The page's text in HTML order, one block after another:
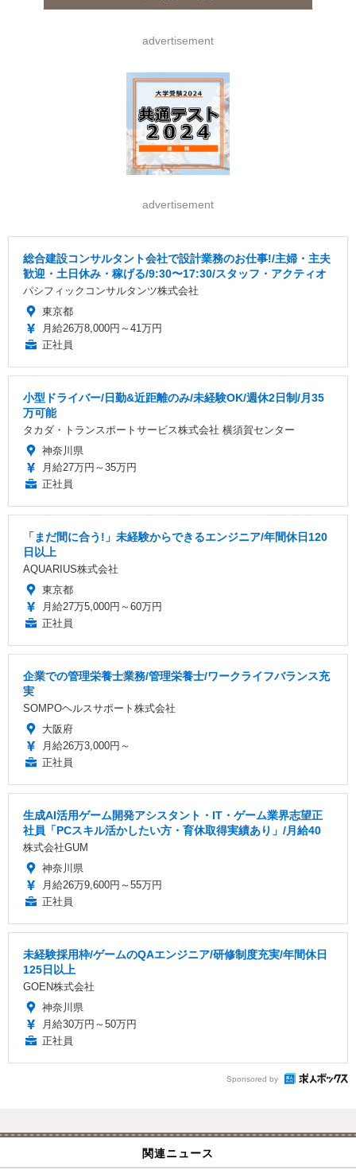
advertisement
advertisement
総合建設コンサルタント会社で設計業務のお仕事!/主婦・主夫
歓迎・土日休み・稼げる/9:30〜17:30/スタッフ・アクティオ
パシフィックコンサルタンツ株式会社
東京都
月給26万8,000円～41万円
正社員
小型ドライバー/日勤&近距離のみ/未経験OK/週休2日制/月35
万可能
タカダ・トランスポートサービス株式会社 横須賀センター
神奈川県
月給27万円～35万円
正社員
「まだ間に合う!」未経験からできるエンジニア/年間休日120
日以上
AQUARIUS株式会社
東京都
月給27万5,000円～60万円
正社員
企業での管理栄養士業務/管理栄養士/ワークライフバランス充
実
SOMPOヘルスサポート株式会社
大阪府
月給26万3,000円～
正社員
生成AI活用ゲーム開発アシスタント・IT・ゲーム業界志望正
社員「PCスキル活かしたい方・育休取得実績あり」/月給40
株式会社GUM
神奈川県
月給26万9,600円～55万円
正社員
未経験採用枠/ゲームのQAエンジニア/研修制度充実/年間休日
125日以上
GOEN株式会社
神奈川県
月給30万円～50万円
正社員
Sponsored by
関連ニュース